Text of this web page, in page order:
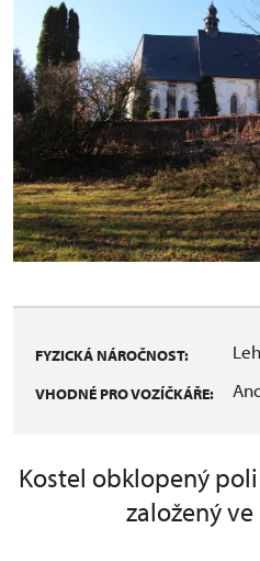
FYZICKÁ NÁROČNOST:
VHODNÉ PRO VOZÍČKÁŘE:
Kostel obklopený
založený